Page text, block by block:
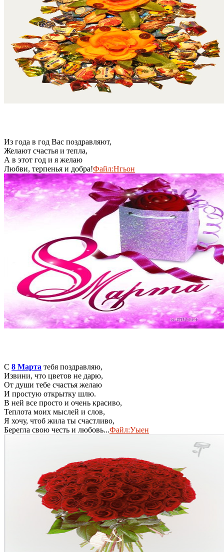
Из года в год Вас поздравляют,
Желают счастья и тепла,
А в этот год и я желаю
Любви, терпенья и добра!Файл:Нгьон
С 8 Марта тебя поздравляю,
Извини, что цветов не дарю,
От души тебе счастья желаю
И простую открытку шлю.
В ней все просто и очень красиво,
Теплота моих мыслей и слов,
Я хочу, чтоб жила ты счастливо,
Берегла свою честь и любовь...Файл:Уыен